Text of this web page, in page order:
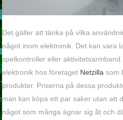
Det gäller att tänka på vilka
något inom elektronik. Det kan vara
spelkontroller eller
elektronik hos företaget Netzilla som
produkter. Priserna på dessa
man kan köpa ett par saker utan att
något som många ägnar sig åt och